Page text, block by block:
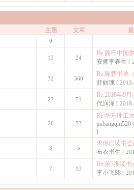
主题 文章
0
12 24
Re:践行中国
安师李春生 [
32 360
Re:陈蓉书单
舒丽瑰 [
27 51
Re:2018年9
代润泽 [
26 53
Re:华东理工
jinbangqm520
]
3 5
求你们读书
布衣书生 [
7 13
Re:第3期读
李小飞88 [